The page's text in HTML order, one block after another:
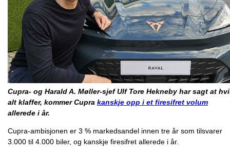
Cupra- og Harald A. Møller-sjef Ulf Tore Hekneby har sagt at
alt klaffer, kommer Cupra kanskje opp i et firesifret volum
allerede i år.
Cupra-ambisjonen er 3 % markedsandel innen tre år som tilsvarer
3.000 til 4.000 biler, og kanskje firesifret allerede i år.